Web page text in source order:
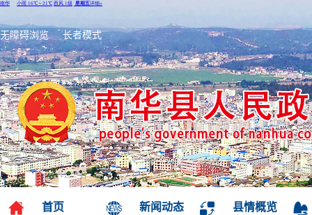
无障碍浏览 长者模式
首页 新闻动态 县情概览